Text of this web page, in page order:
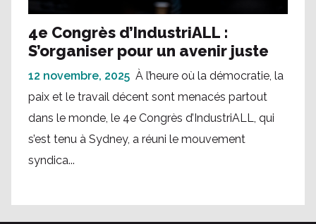
4e Congrès d’IndustriALL :
S’organiser pour un avenir juste
12 novembre, 2025 À l’heure où la démocratie, la
paix et le travail décent sont menacés partout
dans le monde, le 4e Congrès d’IndustriALL, qui
s’est tenu à Sydney, a réuni le mouvement
syndica...